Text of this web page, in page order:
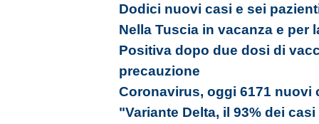
Dodici nuovi casi e sei
Nella Tuscia in vacanza e
Positiva dopo due dosi di
precauzione
Coronavirus, oggi 6171 nuovi
"Variante Delta, il 93% dei